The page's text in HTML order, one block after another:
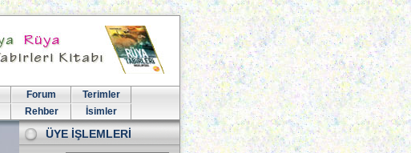
Forum
Terimler
Rehber İsimler
ÜYE İŞLEMLERİ